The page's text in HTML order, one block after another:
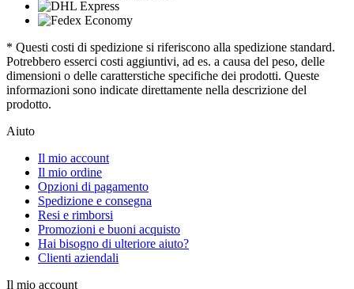
* Questi costi di spedizione si riferiscono alla spedizione standard.
Potrebbero esserci costi aggiuntivi, ad es. a causa del peso, delle
dimensioni o delle caratterstiche specifiche dei prodotti. Queste
informazioni sono indicate direttamente nella descrizione del
prodotto.
Aiuto
Il mio account
Il mio ordine
Opzioni di pagamento
Spedizione e consegna
Resi e rimborsi
Promozioni e buoni acquisto
Hai bisogno di ulteriore aiuto?
Clienti aziendali
Il mio account